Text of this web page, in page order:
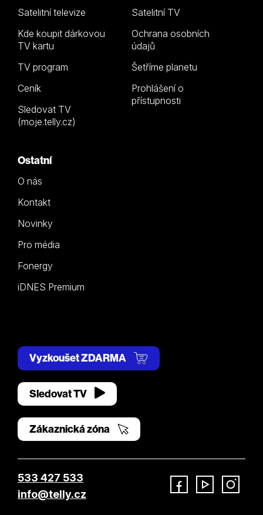
Satelitní televize
Kde koupit dárkovou
TV kartu
TV program
Ceník
Sledovat TV
(moje.telly.cz)
Satelitní TV
Ochrana osobních
údajů
Šetříme planetu
Prohlášení o
přístupnosti
Ostatní
O nás
Kontakt
Novinky
Pro média
Fonergy
iDNES Premium
Vyzkoušet ZDARMA
Sledovat TV
Zákaznická zóna
533 427 533
info@telly.cz